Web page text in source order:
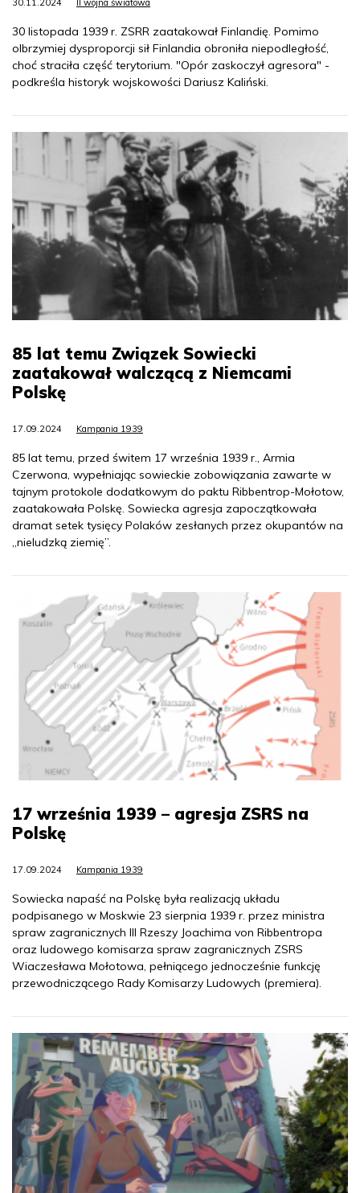
30.11.2024 II wojna światowa
30 listopada 1939 r. ZSRR zaatakował Finlandię. Pomimo
olbrzymiej dysproporcji sił Finlandia obroniła niepodległość,
choć straciła część terytorium. "Opór zaskoczył agresora" -
podkreśla historyk wojskowości Dariusz Kaliński.
85 lat temu Związek Sowiecki
zaatakował walczącą z Niemcami
Polskę
17.09.2024 Kampania 1939
85 lat temu, przed świtem 17 września 1939 r., Armia
Czerwona, wypełniając sowieckie zobowiązania zawarte w
tajnym protokole dodatkowym do paktu Ribbentrop-Mołotow,
zaatakowała Polskę. Sowiecka agresja zapoczątkowała
dramat setek tysięcy Polaków zesłanych przez okupantów na
„nieludzką ziemię”.
17 września 1939 – agresja ZSRS na
Polskę
17.09.2024 Kampania 1939
Sowiecka napaść na Polskę była realizacją układu
podpisanego w Moskwie 23 sierpnia 1939 r. przez ministra
spraw zagranicznych III Rzeszy Joachima von Ribbentropa
oraz ludowego komisarza spraw zagranicznych ZSRS
Wiaczesława Mołotowa, pełniącego jednocześnie funkcję
przewodniczącego Rady Komisarzy Ludowych (premiera).